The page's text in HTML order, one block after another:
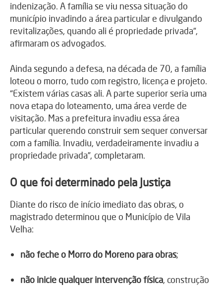
indenização. A família se viu nessa situação do
município invadindo a área particular e divulgando
revitalizações, quando ali é propriedade privada”,
afirmaram os advogados.
Ainda segundo a defesa, na década de 70, a família
loteou o morro, tudo com registro, licença e projeto.
“Existem várias casas ali. A parte superior seria uma
nova etapa do loteamento, uma área verde de
visitação. Mas a prefeitura invadiu essa área
particular querendo construir sem sequer conversar
com a família. Invadiu, verdadeiramente invadiu a
propriedade privada”, completaram.
O que foi determinado pela Justiça
Diante do risco de início imediato das obras, o
magistrado determinou que o Município de Vila
Velha:
não feche o Morro do Moreno para obras;
não inicie qualquer intervenção física, construção